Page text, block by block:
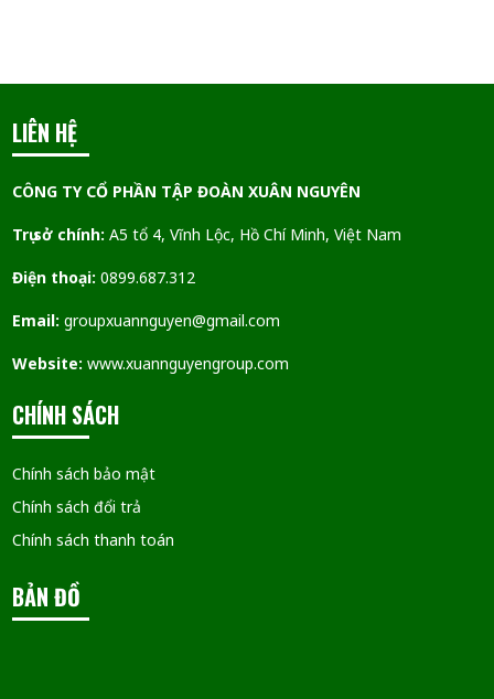
LIÊN HỆ
CÔNG TY CỔ PHẦN TẬP ĐOÀN XUÂN NGUYÊN
Trụ sở chính: A5 tổ 4, Vĩnh Lộc, Hồ Chí Minh, Việt Nam
Điện thoại: 0899.687.312
Email: groupxuannguyen@gmail.com
Website: www.xuannguyengroup.com
CHÍNH SÁCH
Chính sách bảo mật
Chính sách đổi trả
Chính sách thanh toán
BẢN ĐỒ